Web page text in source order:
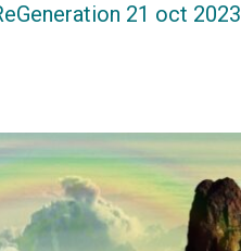
21 oct 2023